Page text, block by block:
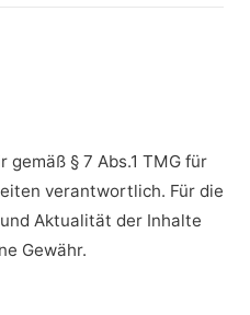
§ 7 Abs.1 TMG für
verantwortlich. Für die
Aktualität der Inhalte
Gewähr.